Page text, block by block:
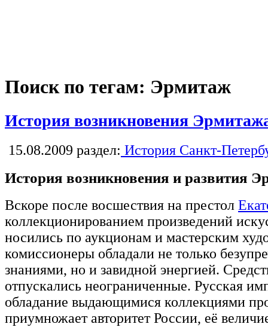
Поиск по тегам: Эрмитаж
История возникновения
15.08.2009 раздел: История Санкт-
История возникновения и развития
Вскоре после восшествия на престол
коллекционированием произведений
носились по аукционам и мастерским
комиссионеры обладали не только
знаниями, но и завидной энергией.
отпускались неограниченные. Русская
обладание выдающимися коллекциями
приумножает авторитет России, её